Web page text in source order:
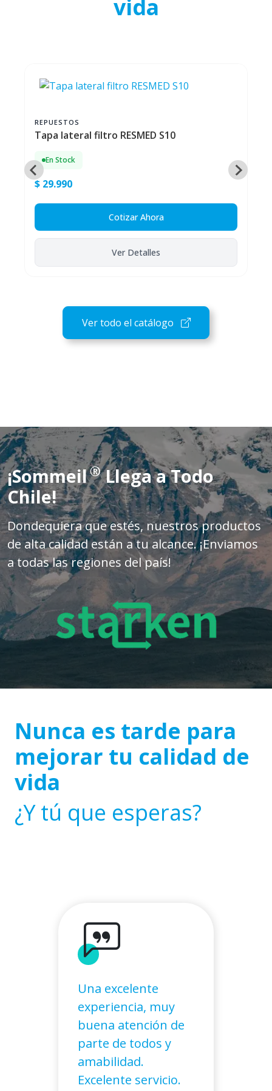
vida
REPUESTOS
Tapa lateral filtro RESMED S10
En Stock
$ 29.990
Cotizar Ahora
Ver Detalles
Ver todo el catálogo
¡Sommeil®Llega a Todo
Chile!
Dondequiera que estés, nuestros productos
de alta calidad están a tu alcance. ¡Enviamos
a todas las regiones del país!
Nunca es tarde para
mejorar tu calidad de
vida
¿Y tú que esperas?
Una excelente
experiencia, muy
buena atención de
parte de todos y
amabilidad.
Excelente servicio.